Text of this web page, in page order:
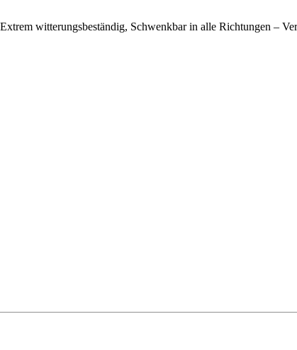
witterungsbeständig, Schwenkbar in alle Richtungen –